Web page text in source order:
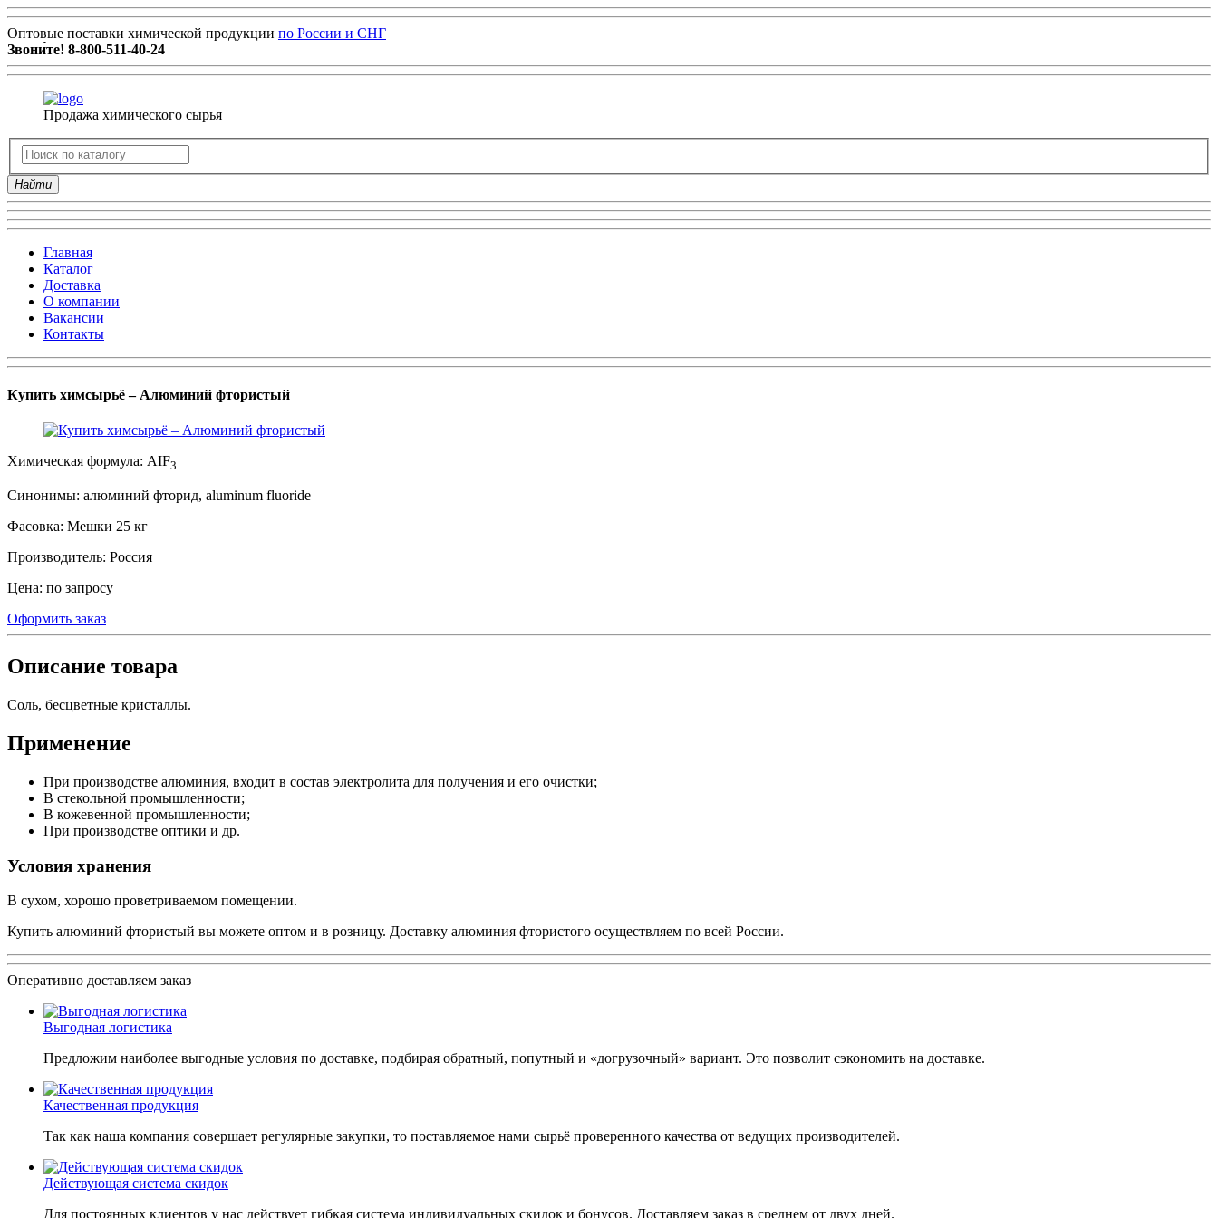
Оптовые поставки химической продукции по России и СНГ
Звони́те! 8-800-511-40-24
Продажа химического сырья
Найти
Главная
Каталог
Доставка
О компании
Вакансии
Контакты
Купить химсырьё – Алюминий фтористый
Химическая формула: AIF3
Синонимы: алюминий фторид, aluminum fluoride
Фасовка: Мешки 25 кг
Производитель: Россия
Цена: по запросу
Оформить заказ
Описание товара
Соль, бесцветные кристаллы.
Применение
При производстве алюминия, входит в состав электролита для получения и его очистки;
В стекольной промышленности;
В кожевенной промышленности;
При производстве оптики и др.
Условия хранения
В сухом, хорошо проветриваемом помещении.
Купить алюминий фтористый вы можете оптом и в розницу. Доставку алюминия фтористого осуществляем по всей России.
Оперативно доставляем заказ
Выгодная логистика
Предложим наиболее выгодные условия по доставке, подбирая обратный, попутный и «догрузочный» вариант. Это позволит сэкономить на доставке.
Качественная продукция
Так как наша компания совершает регулярные закупки, то поставляемое нами сырьё проверенного качества от ведущих производителей.
Действующая система скидок
Для постоянных клиентов у нас действует гибкая система индивидуальных скидок и бонусов. Доставляем заказ в среднем от двух дней.